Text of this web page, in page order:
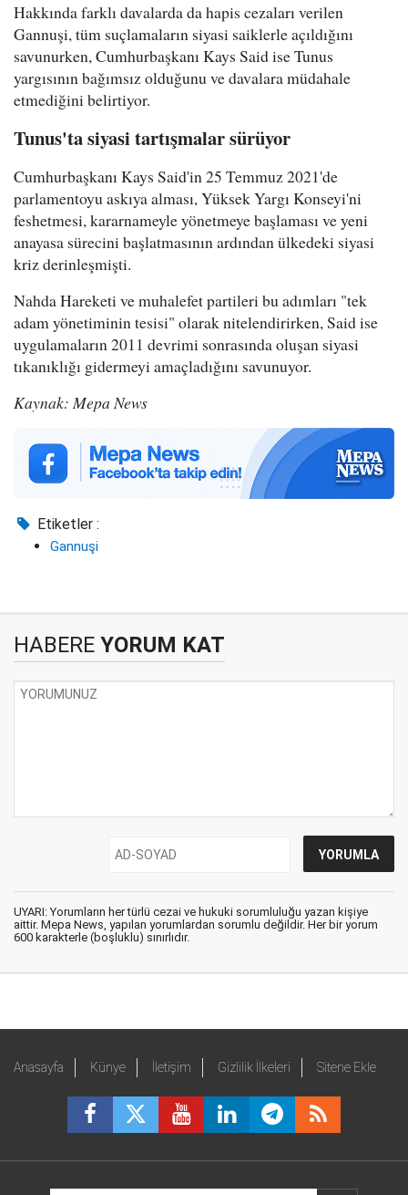
Hakkında farklı davalarda da hapis cezaları verilen
Gannuşi, tüm suçlamaların siyasi saiklerle açıldığını
savunurken, Cumhurbaşkanı Kays Said ise Tunus
yargısının bağımsız olduğunu ve davalara müdahale
etmediğini belirtiyor.
Tunus'ta siyasi tartışmalar sürüyor
Cumhurbaşkanı Kays Said'in 25 Temmuz 2021'de
parlamentoyu askıya alması, Yüksek Yargı Konseyi'ni
feshetmesi, kararnameyle yönetmeye başlaması ve yeni
anayasa sürecini başlatmasının ardından ülkedeki siyasi
kriz derinleşmişti.
Nahda Hareketi ve muhalefet partileri bu adımları "tek
adam yönetiminin tesisi" olarak nitelendirirken, Said ise
uygulamaların 2011 devrimi sonrasında oluşan siyasi
tıkanıklığı gidermeyi amaçladığını savunuyor.
Kaynak: Mepa News
Etiketler :
Gannuşi
HABERE YORUM KAT
UYARI: Yorumların her türlü cezai ve hukuki sorumluluğu yazan kişiye
aittir. Mepa News, yapılan yorumlardan sorumlu değildir. Her bir yorum
600 karakterle (boşluklu) sınırlıdır.
Anasayfa Künye İletişim Gizlilik İlkeleri Sitene Ekle